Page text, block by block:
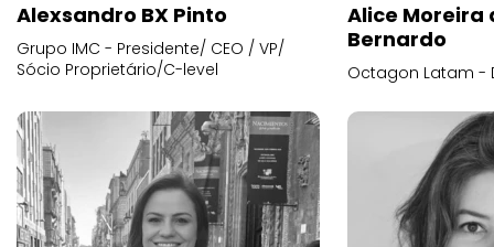
Alexsandro BX Pinto
Grupo IMC - Presidente/ CEO / VP/
Sócio Proprietário/C-level
Alice
Bernardo
Octagon Latam -